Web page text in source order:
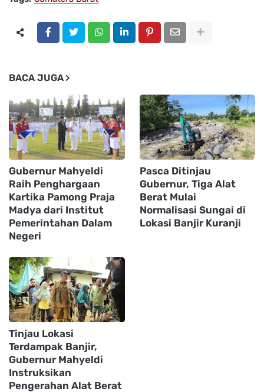
BACA JUGA
Gubernur Mahyeldi
Raih Penghargaan
Kartika Pamong Praja
Madya dari Institut
Pemerintahan Dalam
Negeri
Pasca Ditinjau
Gubernur, Tiga Alat
Berat Mulai
Normalisasi Sungai di
Lokasi Banjir Kuranji
Tinjau Lokasi
Terdampak Banjir,
Gubernur Mahyeldi
Instruksikan
Pengerahan Alat Berat